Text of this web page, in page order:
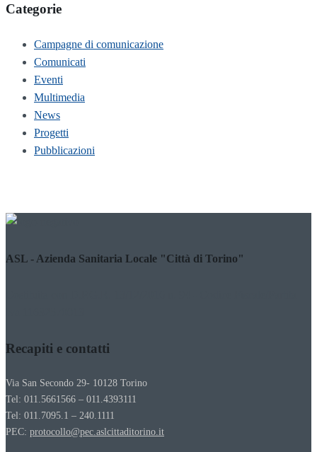
Categorie
Campagne di comunicazione
Comunicati
Eventi
Multimedia
News
Progetti
Pubblicazioni
ASL - Azienda Sanitaria Locale "Città di Torino"
Recapiti e contatti
Via San Secondo 29- 10128 Torino
Tel: 011.5661566 – 011.4393111
Tel: 011.7095.1 – 240.1111
PEC: protocollo@pec.aslcittaditorino.it